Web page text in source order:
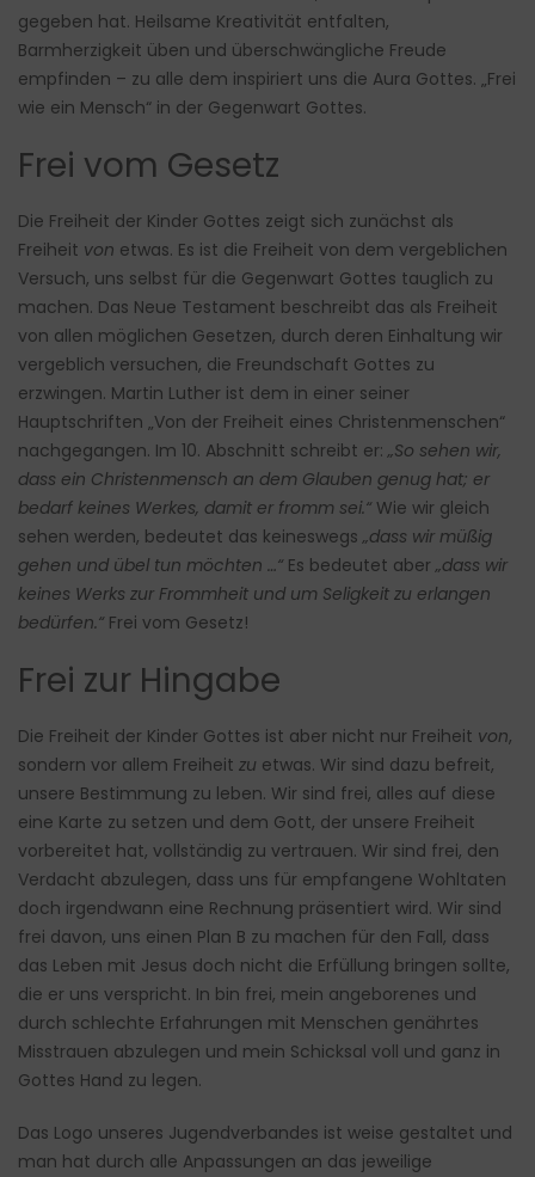
gegeben hat. Heilsame Kreativität entfalten,
Barmherzigkeit üben und überschwängliche Freude
empfinden – zu alle dem inspiriert uns die Aura Gottes. „Frei
wie ein Mensch“ in der Gegenwart Gottes.
Frei vom Gesetz
Die Freiheit der Kinder Gottes zeigt sich zunächst als
Freiheit von etwas. Es ist die Freiheit von dem vergeblichen
Versuch, uns selbst für die Gegenwart Gottes tauglich zu
machen. Das Neue Testament beschreibt das als Freiheit
von allen möglichen Gesetzen, durch deren Einhaltung wir
vergeblich versuchen, die Freundschaft Gottes zu
erzwingen. Martin Luther ist dem in einer seiner
Hauptschriften „Von der Freiheit eines Christenmenschen“
nachgegangen. Im 10. Abschnitt schreibt er:„So sehen wir,
dass ein Christenmensch an dem Glauben genug hat; er
bedarf keines Werkes, damit er fromm sei.“ Wie wir gleich
sehen werden, bedeutet das keineswegs„dass wir müßig
gehen und übel tun möchten …“ Es bedeutet aber„dass wir
keines Werks zur Frommheit und um Seligkeit zu erlangen
bedürfen.“ Frei vom Gesetz!
Frei zur Hingabe
Die Freiheit der Kinder Gottes ist aber nicht nur Freiheit von,
sondern vor allem Freiheit zu etwas. Wir sind dazu befreit,
unsere Bestimmung zu leben. Wir sind frei, alles auf diese
eine Karte zu setzen und dem Gott, der unsere Freiheit
vorbereitet hat, vollständig zu vertrauen. Wir sind frei, den
Verdacht abzulegen, dass uns für empfangene Wohltaten
doch irgendwann eine Rechnung präsentiert wird. Wir sind
frei davon, uns einen Plan B zu machen für den Fall, dass
das Leben mit Jesus doch nicht die Erfüllung bringen sollte,
die er uns verspricht. In bin frei, mein angeborenes und
durch schlechte Erfahrungen mit Menschen genährtes
Misstrauen abzulegen und mein Schicksal voll und ganz in
Gottes Hand zu legen.
Das Logo unseres Jugendverbandes ist weise gestaltet und
man hat durch alle Anpassungen an das jeweilige